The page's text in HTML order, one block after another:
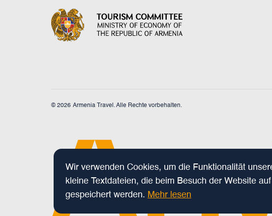
Wir verwenden Cookies, um die Funktionalität
kleine Textdateien, die beim Besuch der Website
gespeichert werden. Mehr lesen
© 2026 Armenia Travel. Alle Rechte vorbehalten.